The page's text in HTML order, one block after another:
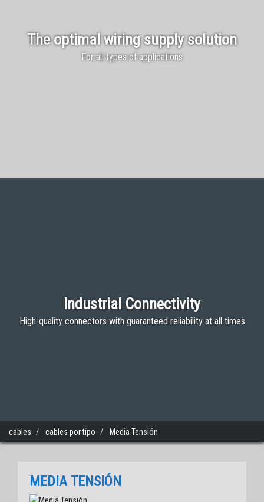
The optimal wiring supply solution
For all types of applications
Industrial Connectivity
High-quality connectors with guaranteed reliability at all times
cables cables por tipo Media Tensión
MEDIA TENSIÓN